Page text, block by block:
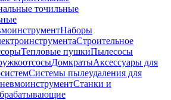
точильные
Наборы
Строительное
Тепловые пушкиПылесосы
ДомкратыАксессуары для
Системы пылеудаления для
Станки и